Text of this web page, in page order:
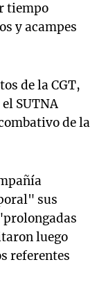
tiempo
y acampes
de la CGT,
SUTNA
de la
sus
luego
referentes